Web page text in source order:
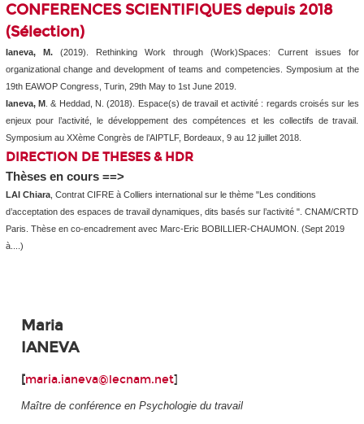
CONFERENCES SCIENTIFIQUES depuis 2018
(Sélection)
Ianeva, M. (2019).
Rethinking Work through (Work)Spaces: Current issues for
organizational change and development of teams and competencies. Symposium at the
19thEAWOP Congress, Turin, 29thMay to 1stJune 2019.
Ianeva, M . & Heddad, N. (2018). Espace(s) de travail et activité : regards croisés sur les
enjeux pour l’activité, le développement des compétences et les collectifs de travail.
Symposium au XXème Congrès de l’AIPTLF, Bordeaux, 9 au 12 juillet 2018.
DIRECTION DE THESES & HDR
Thèses en cours ==>
LAI Chiara, Contrat CIFRE à Colliers international sur le thème "Les conditions
d’acceptation des espaces de travail dynamiques, dits basés sur l’activité ". CNAM/CRTD
Paris. Thèse en co-encadrement avec Marc-Eric BOBILLIER-CHAUMON. (Sept 2019
à....)
Maria
IANEVA
[maria.ianeva@lecnam.net]
Maître de conférence en Psychologie du travail